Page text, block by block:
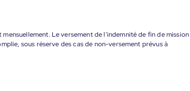
Le versement de l'indemnité de fin de mission
sous réserve des cas de non-versement prévus à